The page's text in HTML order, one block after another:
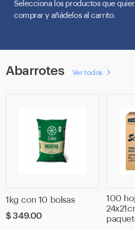
Selecciona los productos que
comprar y añádelos al carrito.
Abarrotes Ver todos
Azucar
Zulka
Empacada
de
1
k
1kg con 10 bolsas
Precio
$ 349.00
HJS
-
100